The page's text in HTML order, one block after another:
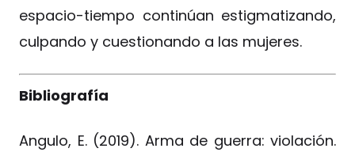
espacio-tiempo continúan estigmatizando,
culpando y cuestionando a las mujeres.
Bibliografía
Angulo, E. (2019). Arma de guerra: violación.